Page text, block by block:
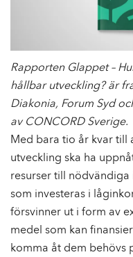
Rapporten Glappet –
hållbar utveckling? är
Diakonia, Forum Syd
av CONCORD Sverige.
Med bara tio år kvar till
utveckling ska ha
resurser till nödvändiga
som investeras i
försvinner ut i form av
medel som kan
komma åt dem behövs